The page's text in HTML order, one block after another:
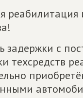
задержки с
техсредств